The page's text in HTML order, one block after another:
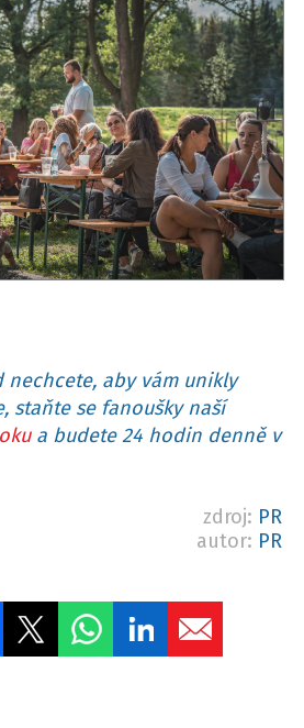
nechcete, aby vám unikly
staňte se fanoušky naší
a budete 24 hodin denně v
zdroj: PR
autor: PR